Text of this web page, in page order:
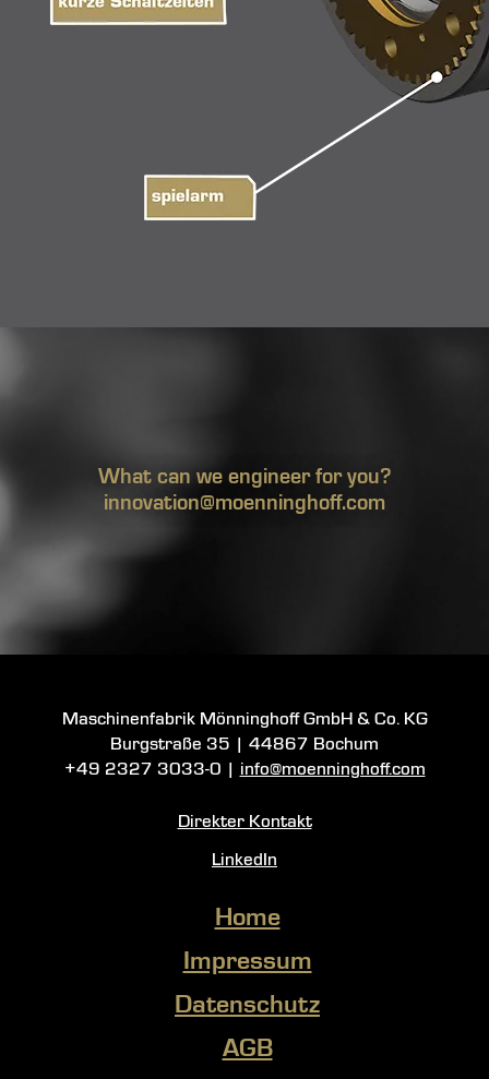
What can we engineer for you?
innovation@moenninghoff.com
Maschinenfabrik Mönninghoff GmbH & Co. KG
Burgstraße 35
44867 Bochum
+49 2327 3033-0
info@moenninghoff.com
Direkter Kontakt
LinkedIn
Home
Impressum
Datenschutz
AGB